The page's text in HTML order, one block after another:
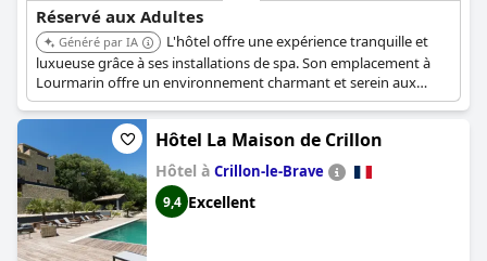
Réservé aux Adultes
Généré par IA
L'hôtel offre une expérience tranquille et
luxueuse grâce à ses installations de spa. Son emplacement à
Lourmarin offre un environnement charmant et serein aux
adultes en quête de détente.
Hôtel La Maison de Crillon
Hôtel à Crillon-le-Brave
9,4 Excellent